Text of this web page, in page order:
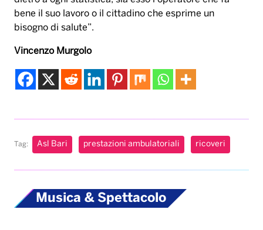
bene il suo lavoro o il cittadino che esprime un
bisogno di salute”.
Vincenzo Murgolo
Tag: Asl Bari prestazioni ambulatoriali ricoveri
Musica & Spettacolo